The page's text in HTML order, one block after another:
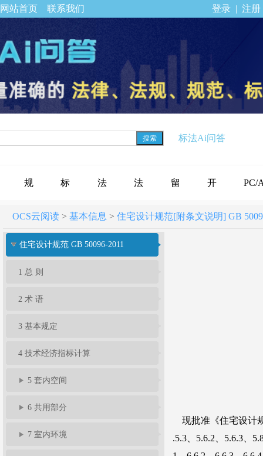
网站首页 联系我们 登录 | 注册
搜索 标法Ai问答
规
范
标
准
法
规
法
律
留
言
开
通
PC/
下载
OCS云阅读> 基本信息 > 住宅设计规范[附条文说明] GB
住宅设计规范 GB 50096-2011
1 总 则
2 术 语
3 基本规定
4 技术经济指标计算
5 套内空间
6 共用部分
7 室内环境